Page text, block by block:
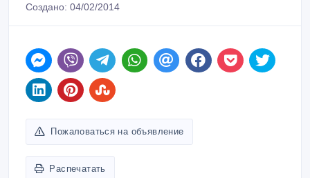
Создано: 04/02/2014
Пожаловаться на объявление
Распечатать